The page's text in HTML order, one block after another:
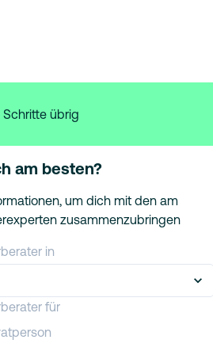
Schritte übrig
am besten?
um dich mit den am
zusammenzubringen
in
für